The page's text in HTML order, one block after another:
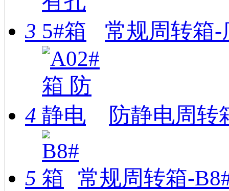
3 常规周转箱
4 防静电周转
5 常规周转箱-